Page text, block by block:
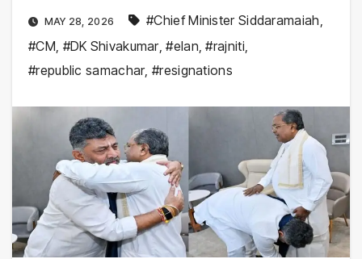
MAY 28, 2026 #Chief Minister Siddaramaiah
#CM #DK Shivakumar,#elan ,#rajniti
#republic samachar,#resignations